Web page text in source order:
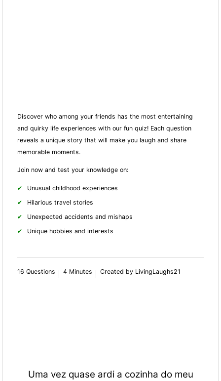
Discover who among your friends has the most entertaining
and quirky life experiences with our fun quiz! Each question
reveals a unique story that will make you laugh and share
memorable moments.
Join now and test your knowledge on:
Unusual childhood experiences
Hilarious travel stories
Unexpected accidents and mishaps
Unique hobbies and interests
16 Questions 4 Minutes Created by LivingLaughs21
Uma vez quase ardi a cozinha do meu